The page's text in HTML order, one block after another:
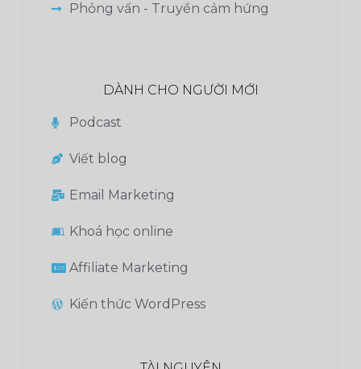
Phỏng vấn - Truyền cảm hứng
DÀNH CHO NGƯỜI MỚI
Podcast
Viết blog
Email Marketing
Khoá học online
Affiliate Marketing
Kiến thức WordPress